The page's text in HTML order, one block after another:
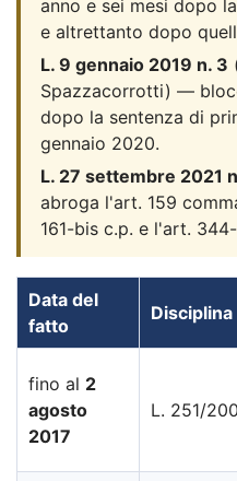
anno e sei mesi dopo
e altrettanto dopo
L. 9 gennaio 2019 n. 3
Spazzacorrotti) —
dopo la sentenza di
gennaio 2020.
L. 27 settembre 2021
abroga l'art. 159
161-bis c.p. e l'art.
Data del
fatto
Disciplina
fino al 2
agosto
2017
L. 251/